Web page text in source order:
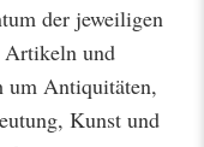
der jeweiligen
Artikeln und
um Antiquitäten,
Kunst und